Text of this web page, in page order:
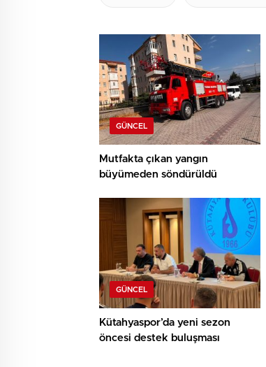
GÜNCEL
Mutfakta çıkan yangın
büyümeden söndürüldü
GÜNCEL
Kütahyaspor’da yeni sezon
öncesi destek buluşması